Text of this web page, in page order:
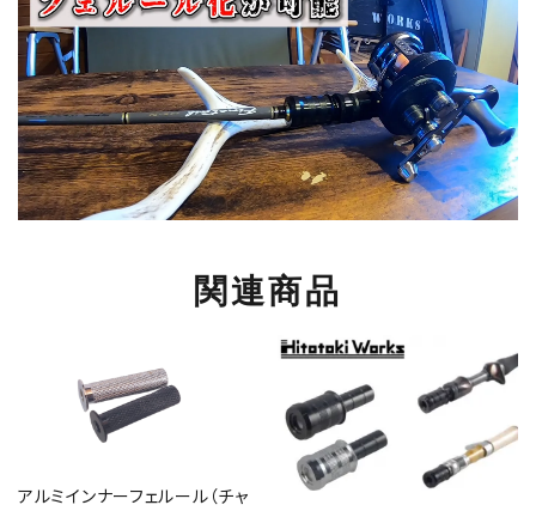
関連商品
アルミインナーフェルール（チャ